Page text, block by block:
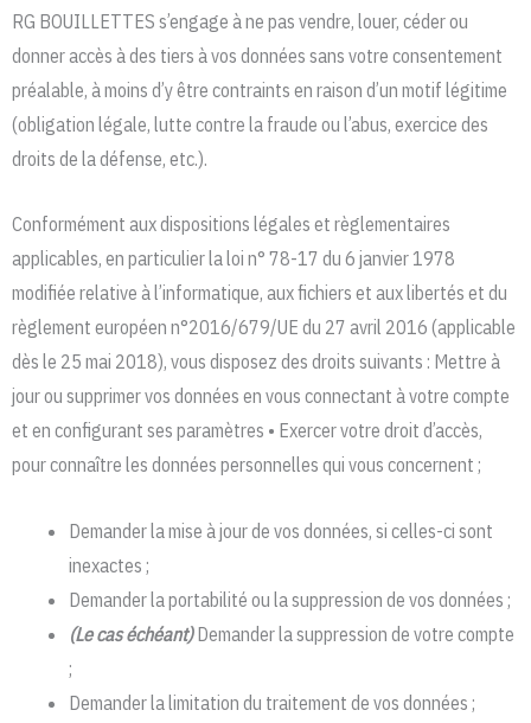
RG BOUILLETTES s’engage à ne pas vendre, louer, céder ou
donner accès à des tiers à vos données sans votre consentement
préalable, à moins d’y être contraints en raison d’un motif légitime
(obligation légale, lutte contre la fraude ou l’abus, exercice des
droits de la défense, etc.).
Conformément aux dispositions légales et règlementaires
applicables, en particulier la loi n° 78-17 du 6 janvier 1978
modifiée relative à l’informatique, aux fichiers et aux libertés et du
règlement européen n°2016/679/UE du 27 avril 2016 (applicable
dès le 25 mai 2018), vous disposez des droits suivants : Mettre à
jour ou supprimer vos données en vous connectant à votre compte
et en configurant ses paramètres • Exercer votre droit d’accès,
pour connaître les données personnelles qui vous concernent ;
Demander la mise à jour de vos données, si celles-ci sont
inexactes ;
Demander la portabilité ou la suppression de vos données ;
(Le cas échéant)Demander la suppression de votre compte
;
Demander la limitation du traitement de vos données ;